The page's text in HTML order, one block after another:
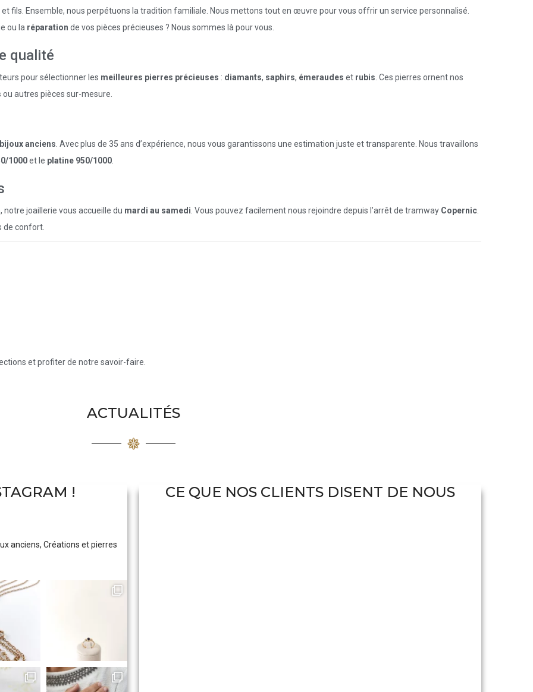
et fils. Ensemble, nous perpétuons la tradition familiale. Nous mettons tout en œuvre pour vous offrir un service personnalisé.
ou la réparation de vos pièces précieuses ? Nous sommes là pour vous.
qualité
pour sélectionner les meilleures pierres précieuses : diamants, saphirs, émeraudes et rubis . Ces pierres ornent nos
ou autres pièces sur-mesure.
bijoux anciens . Avec plus de 35 ans d’expérience, nous vous garantissons une estimation juste et transparente. Nous travaillons
1000et le platine 950/1000
notre joaillerie vous accueille du mardi au samedi . Vous pouvez facilement nous rejoindre depuis l’arrêt de tramway Copernic
de confort.
et profiter de notre savoir-faire.
ACTUALITÉS
!
anciens, Créations et pierres
CE QUE NOS CLIENTS DISENT DE NOUS